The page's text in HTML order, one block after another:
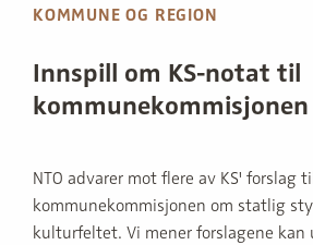
KOMMUNE OG REGION
Innspill om KS-notat til
kommunekommisjonen
NTO advarer mot flere av KS' forslag
kommunekommisjonen om statlig
kulturfeltet. Vi mener forslagene kan